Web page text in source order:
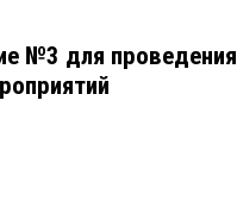
№3 для проведения